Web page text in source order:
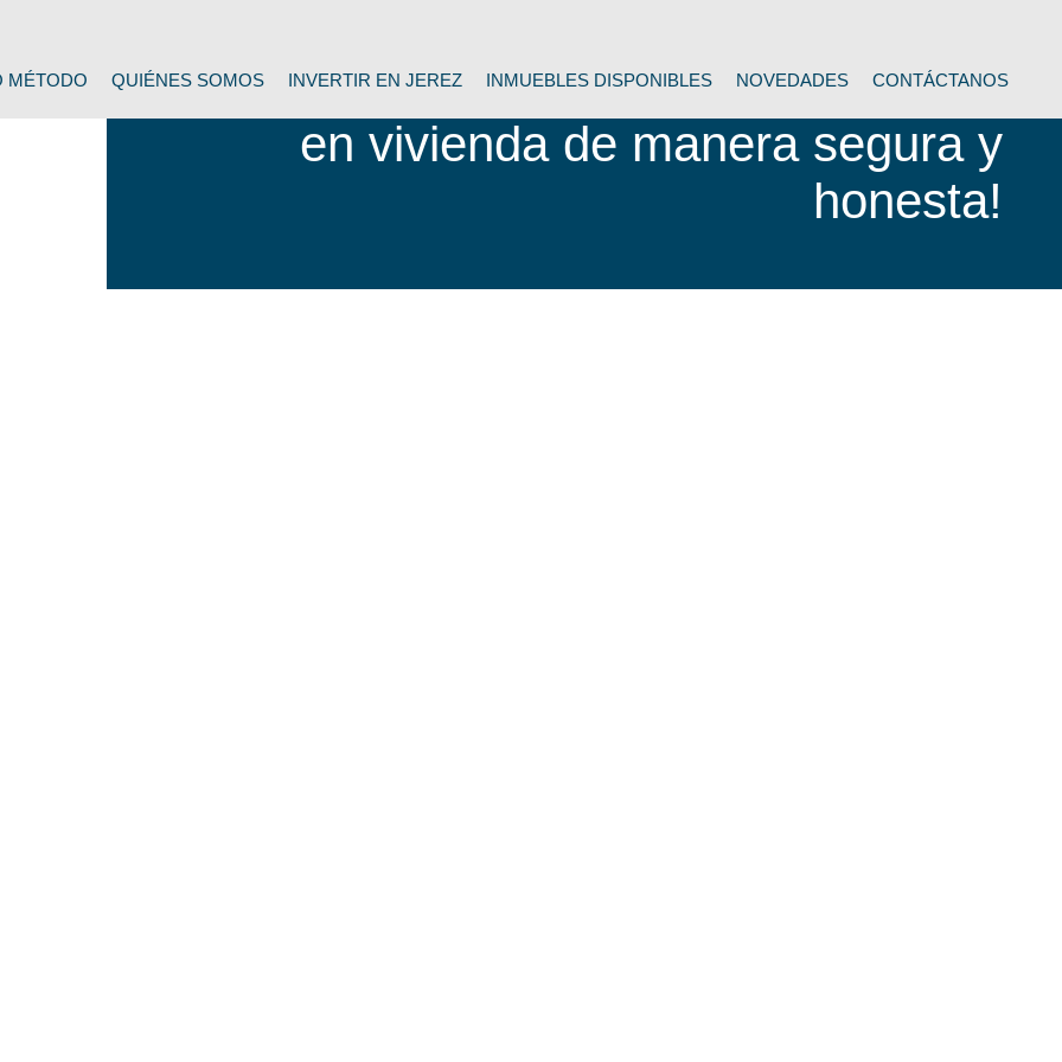
MÉTODO QUIÉNES SOMOS INVERTIR EN JEREZ INMUEBLES DISPONIBLES NOVEDADES CONTÁCTANOS
¡Te acompañamos para que inviertas
en vivienda de manera segura y
honesta!